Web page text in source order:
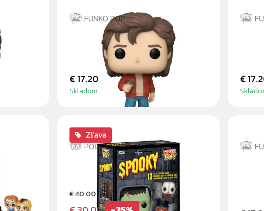
FUNKO POP
STEVE HARRINGTON
€ 17.20
Skladom
€
POCKET POP
HOROROVÝ KALENDÁŘ 13
FIGUREK
Zľava
€ 40.00